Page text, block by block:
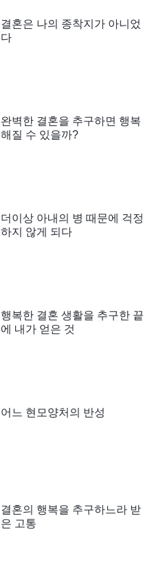
결혼은 나의 종착지가 아니었
다
완벽한 결혼을 추구하면 행복
해질 수 있을까?
더이상 아내의 병 때문에 걱정
하지 않게 되다
행복한 결혼 생활을 추구한 끝
에 내가 얻은 것
어느 현모양처의 반성
결혼의 행복을 추구하느라 받
은 고통